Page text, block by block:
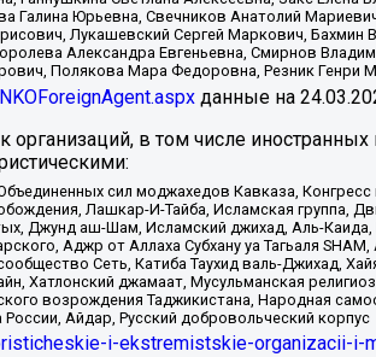
Галина Юрьевна, Свечников Анатолий
Лукашевский Сергей Маркович,
Александра Евгеньевна, Смирнов
Полякова Мара Федоровна, Резник Генри
данные на
в том числе
сил моджахедов Кавказа,
Лашкар-И-Тайба, Исламская группа,
Джунд аш-Шам, Исламский джихад, Аль-
Аджр от Аллаха Субхану уа Тагьаля
Сеть, Катиба Таухид валь-Джихад,
Хатлонский джамаат, Мусульманская
возрождения Таджикистана, Народная
Айдар, Русский добровольческий корпус
i-ekstremistskie-organizacii-i-